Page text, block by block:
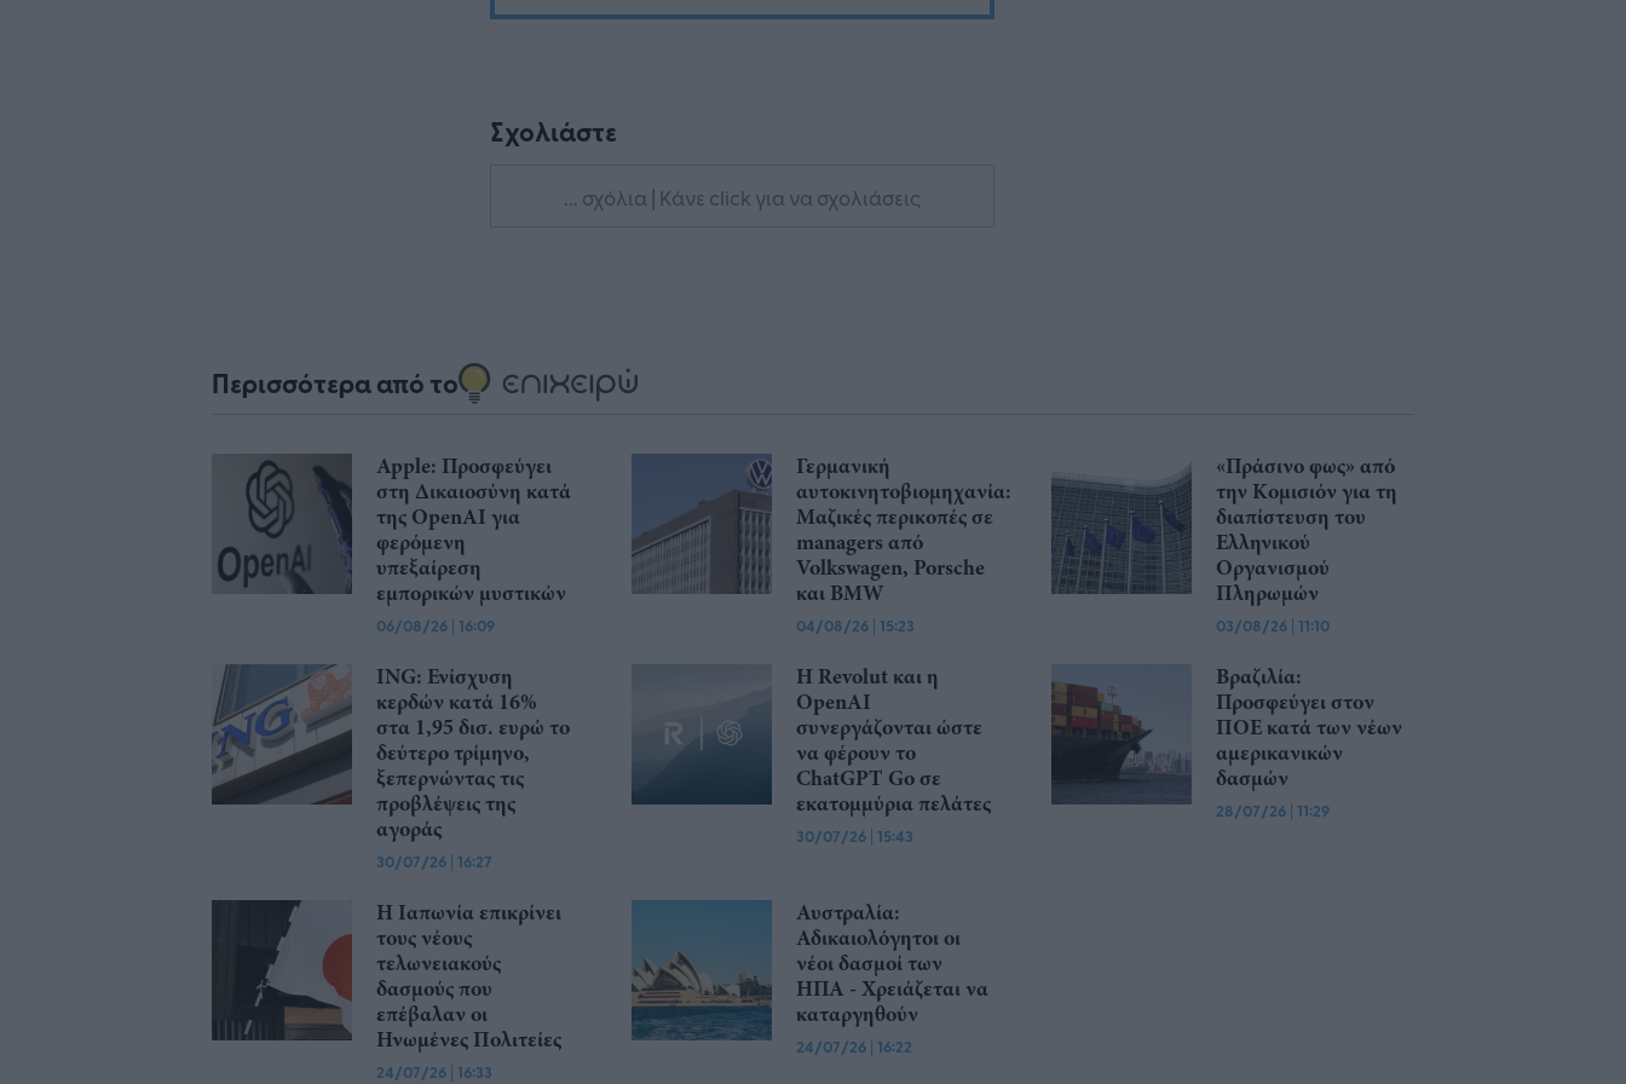
Σχολιάστε
... σχόλια | Κάνε click για να σχολιάσεις
Περισσότερα από το
Apple: Προσφεύγει
στη Δικαιοσύνη κατά
της OpenAI για
φερόμενη
υπεξαίρεση
εμπορικών μυστικών
06/08/26 | 16:09
Γερμανική
αυτοκινητοβιομηχανία:
Μαζικές περικοπές σε
managers από
Volkswagen, Porsche
και BMW
04/08/26 | 15:23
«Πράσινο φως» από
την Κομισιόν για τη
διαπίστευση του
Ελληνικού
Οργανισμού
Πληρωμών
03/08/26 | 11:10
ING: Ενίσχυση
κερδών κατά 16%
στα 1,95 δισ. ευρώ το
δεύτερο τρίμηνο,
ξεπερνώντας τις
προβλέψεις της
αγοράς
30/07/26 | 16:27
Η Revolut και η
OpenAI
συνεργάζονται ώστε
να φέρουν το
ChatGPT Go σε
εκατομμύρια πελάτες
30/07/26 | 15:43
Βραζιλία:
Προσφεύγει στον
ΠΟΕ κατά των νέων
αμερικανικών
δασμών
28/07/26 | 11:29
Η Ιαπωνία επικρίνει
τους νέους
τελωνειακούς
δασμούς που
επέβαλαν οι
Ηνωμένες Πολιτείες
24/07/26 | 16:33
Αυστραλία:
Αδικαιολόγητοι οι
νέοι δασμοί των
ΗΠΑ - Χρειάζεται να
καταργηθούν
24/07/26 | 16:22